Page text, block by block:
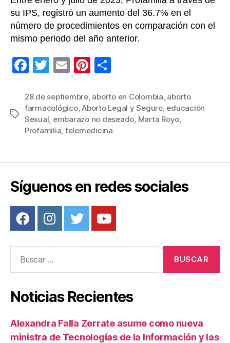
su IPS, registró un aumento del 36.7% en el
número de procedimientos en comparación con el
mismo periodo del año anterior.
F
c
e
b
o
k
T
tt
er
E
ail
Pi
er
e
st
m
p
ar
Etiquetas
28 de septiembre, aborto en Colombia, aborto
farmacológico,Aborto Legal y Seguro, educación
Sexual, embarazo no deseado, Marta Royo,
Profamilia, telemedicina
Síguenos en redes sociales
Noticias Recientes
Alexandra Falla Zerrate asume como nueva
ministra de Tecnologías de la Información y las